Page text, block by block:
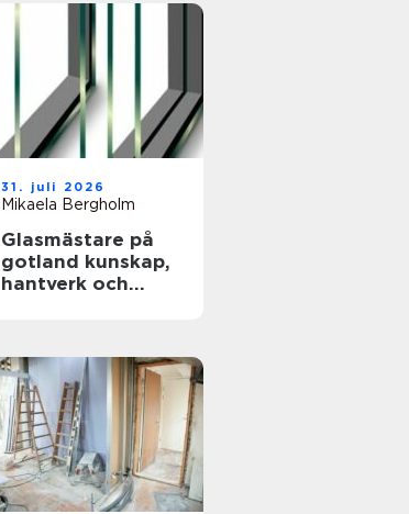
31. juli 2026
Mikaela Bergholm
Glasmästare på
gotland kunskap,
hantverk och